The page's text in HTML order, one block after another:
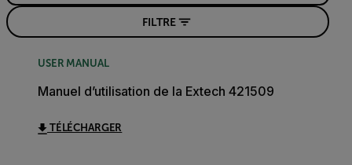
FILTRE
USER MANUAL
Manuel d’utilisation de la Extech 421509
TÉLÉCHARGER